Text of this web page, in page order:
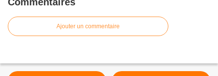
Ajouter un commentaire